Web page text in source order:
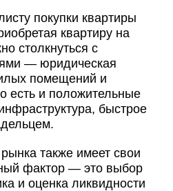
покупки квартиры
квартиру на
столкнуться с
— юридическая
помещений и
есть и положительные
быстрое
также имеет свои
фактор — это выбор
и оценка ликвидности